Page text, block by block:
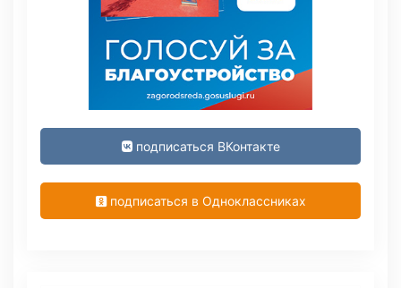
подписаться ВКонтакте
подписаться в Одноклассниках